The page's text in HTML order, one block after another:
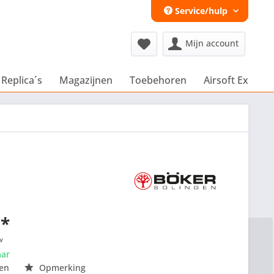
Service/hulp
Mijn account
Magazijnen Toebehoren Airsoft Extra´s
Opmerking